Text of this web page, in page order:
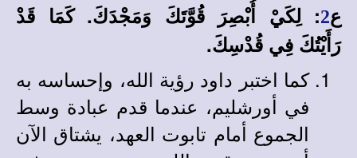
ع2: لِكَيْ أُبْصِرَ قُوَّتَكَ وَمَجْدَكَ. كَمَا قَدْ
رَأَيْتُكَ فِي قُدْسِكَ.
كما اختبر داود رؤية الله، وإحساسه به
في أورشليم، عندما قدم عبادة وسط
الجموع أمام تابوت العهد، يشتاق الآن